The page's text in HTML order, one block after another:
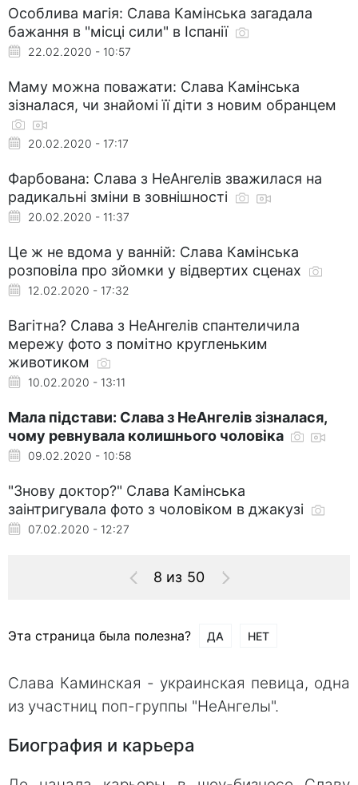
Особлива магія: Слава Камінська загадала
бажання в "місці сили" в Іспанії
22.02.2020 - 10:57
Маму можна поважати: Слава Камінська
зізналася, чи знайомі її діти з новим обранцем
20.02.2020 - 17:17
Фарбована: Слава з НеАнгелів зважилася на
радикальні зміни в зовнішності
20.02.2020 - 11:37
Це ж не вдома у ванній: Слава Камінська
розповіла про зйомки у відвертих сценах
12.02.2020 - 17:32
Вагітна? Слава з НеАнгелів спантеличила
мережу фото з помітно кругленьким
животиком
10.02.2020 - 13:11
Мала підстави: Слава з НеАнгелів зізналася,
чому ревнувала колишнього чоловіка
09.02.2020 - 10:58
"Знову доктор?" Слава Камінська
заінтригувала фото з чоловіком в джакузі
07.02.2020 - 12:27
8 из 50
Эта страница была полезна? ДА НЕТ
Слава Каминская - украинская певица, одна
из участниц поп-группы "НеАнгелы".
Биография и карьера